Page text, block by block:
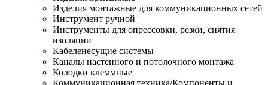
Изделия монтажные для коммуникационных сетей
Инструмент ручной
Инструменты для опрессовки, резки, снятия
изоляции
Кабеленесущие системы
Каналы настенного и потолочного монтажа
Колодки клеммные
Коммуникационная техника/Компоненты и